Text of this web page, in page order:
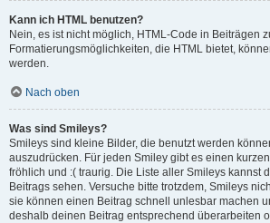
Kann ich HTML benutzen?
Nein, es ist nicht möglich, HTML-Code in Beiträgen
Formatierungsmöglichkeiten, die HTML bietet,
werden.
Nach oben
Was sind Smileys?
Smileys sind kleine Bilder, die benutzt werden
auszudrücken. Für jeden Smiley gibt es einen
fröhlich und :( traurig. Die Liste aller Smileys kannst
Beitrags sehen. Versuche bitte trotzdem, Smileys
sie können einen Beitrag schnell unlesbar machen
deshalb deinen Beitrag entsprechend überarbeiten